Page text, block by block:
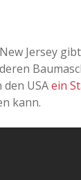
Jersey
USAein
kann.